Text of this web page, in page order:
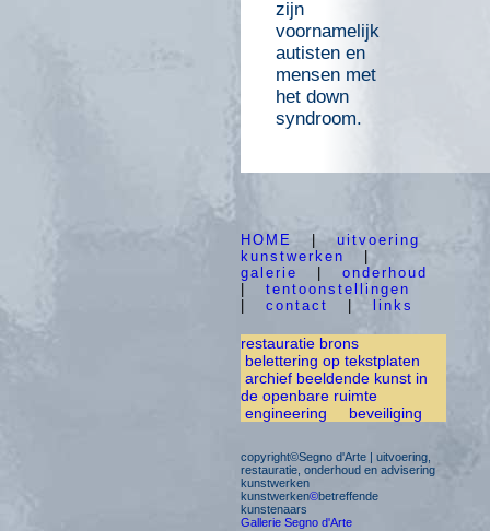
zijn
voornamelijk
autisten en
mensen met
het down
syndroom.
HOME | uitvoering
kunstwerken
galerie
onderhoud
tentoonstellingen
contact links
restauratie brons
belettering op tekstplaten
archief beeldende kunst in
de openbare ruimte
engineering
beveiliging
copyright©Segno d'Arte | uitvoering,
restauratie, onderhoud en advisering
kunstwerken
kunstwerken©betreffende
kunstenaars
Gallerie Segno d'Arte